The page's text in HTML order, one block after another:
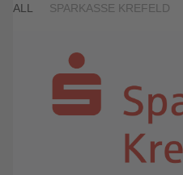
ALL SPARKASSE KREFELD